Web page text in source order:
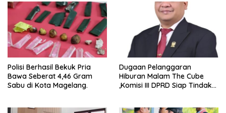
Polisi Berhasil Bekuk Pria
Bawa Seberat 4,46 Gram
Sabu di Kota Magelang.
Dugaan Pelanggaran
Hiburan Malam The Cube
,Komisi III DPRD Siap Tindak